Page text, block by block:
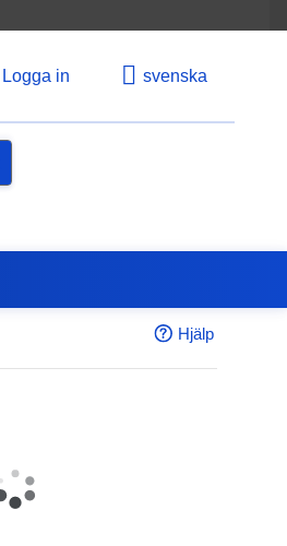
Logga in svenska
Hjälp